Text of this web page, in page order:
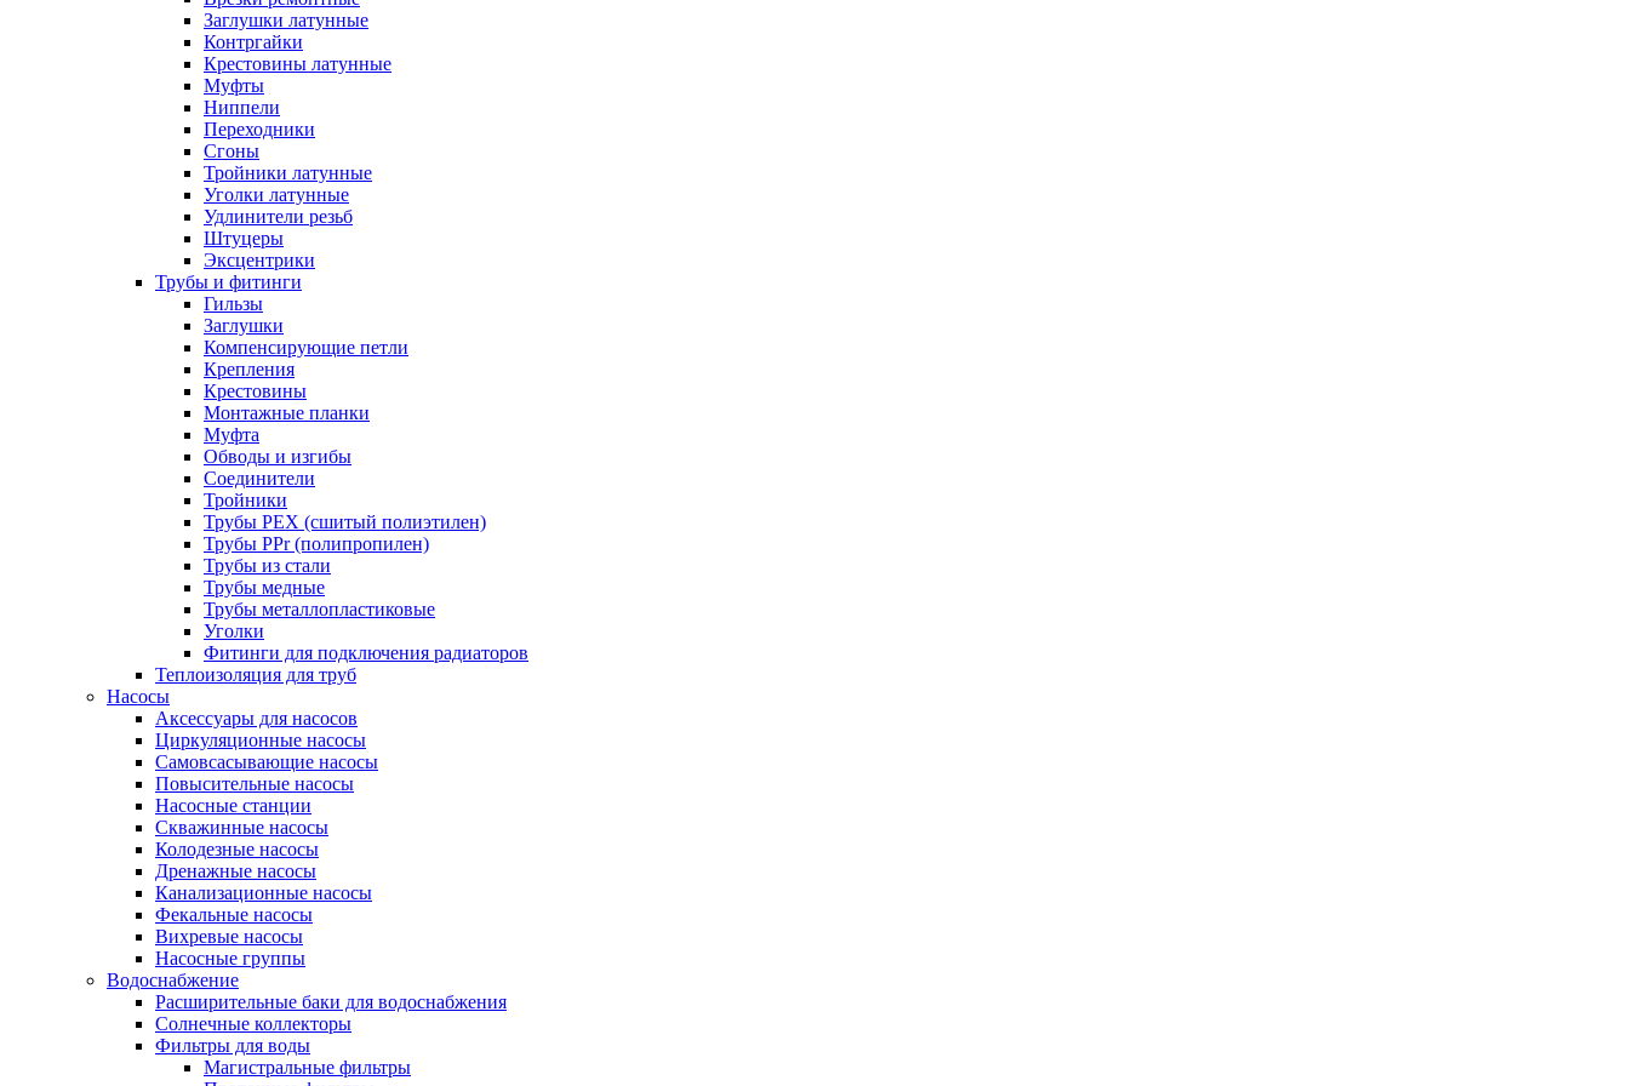
Заглушки латунные
Контргайки
Крестовины латунные
Муфты
Ниппели
Переходники
Сгоны
Тройники латунные
Уголки латунные
Удлинители резьб
Штуцеры
Эксцентрики
Трубы и фитинги
Гильзы
Заглушки
Компенсирующие петли
Крепления
Крестовины
Монтажные планки
Муфта
Обводы и изгибы
Соединители
Тройники
Трубы PEX (сшитый полиэтилен)
Трубы PPr (полипропилен)
Трубы из стали
Трубы медные
Трубы металлопластиковые
Уголки
Фитинги для подключения радиаторов
Теплоизоляция для труб
Насосы
Аксессуары для насосов
Циркуляционные насосы
Самовсасывающие насосы
Повысительные насосы
Насосные станции
Скважинные насосы
Колодезные насосы
Дренажные насосы
Канализационные насосы
Фекальные насосы
Вихревые насосы
Насосные группы
Водоснабжение
Расширительные баки для водоснабжения
Солнечные коллекторы
Фильтры для воды
Магистральные фильтры